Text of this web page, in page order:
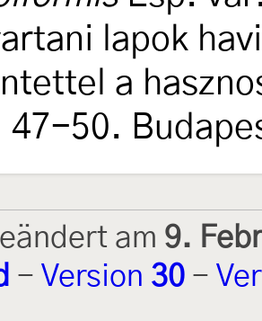
lapok
a
47-50.
am 9.
- Version 30 -